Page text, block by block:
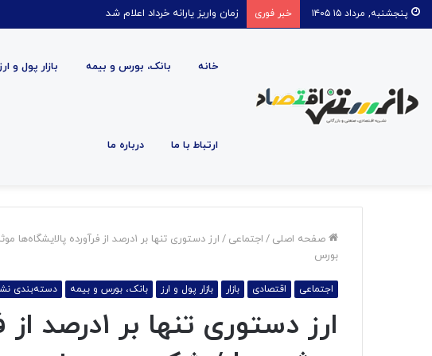
پنجشنبه, مرداد ۱۵ ۱۴۰۵ خبر فوری زمان واریز یارانه خرداد اعلام شد
خانه بانک، بورس و بیمه بازار پول و
ارتباط با ما درباره ما
صفحه اصلی / اجتماعی /
ارز دستوری تنها بر ۱درصد از
بورس
اجتماعی اقتصادی بازار بازار پول و ارز بانک، بورس و بیمه دسته‌بندی
ارز دستوری